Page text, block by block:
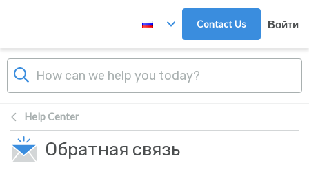
Contact Us Войти
Help Center
Обратная связь